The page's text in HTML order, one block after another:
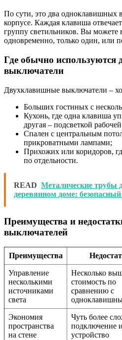
По сути, это два одноклавишных
корпусе. Каждая клавиша
группу светильников. Вы можете
одновременно, только один, или
Где обычно используются
выключатели
Двухклавишные выключатели –
Больших гостиных с
Кухонь, где одна клавиша
другая – подсветкой
Спален с центральным
прикроватными лампами;
Прихожих или коридоров,
по отдельности.
READ Металические трубы
деревянном доме:
Преимущества и
выключателей
Преимущества
Управление
несколькими
источниками
света
Несколько
стоимость по
сравнению с
Экономия
пространства
на стене
Чуть более
подключение и
устройство